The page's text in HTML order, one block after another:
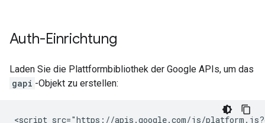
Auth-Einrichtung
Laden Sie die Plattformbibliothek der Google APIs, um das
gapi -Objekt zu erstellen: